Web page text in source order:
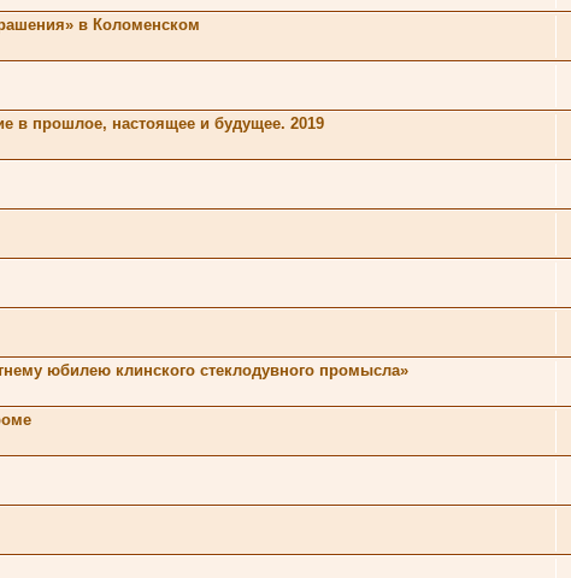
в Коломенском
в прошлое, настоящее и будущее. 2019
юбилею клинского стеклодувного промысла»